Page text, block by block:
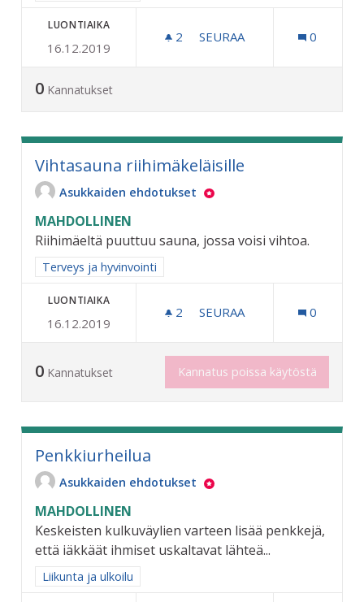
LUONTIAIKA
16.12.2019
2 2 SEURAAJAA
SEURAA 0
0 Kannatukset
Vihtasauna riihimäkeläisille
Asukkaiden ehdotukset
MAHDOLLINEN
Riihimäeltä puuttuu sauna, jossa voisi vihtoa.
Rajaa tulokset aihepiirin mukaan: Terveys ja hyvinvointi
Terveys ja hyvinvointi
LUONTIAIKA
16.12.2019
2 2 SEURAAJAA
SEURAA 0
0 Kannatukset Kannatus poissa käytöstä
Penkkiurheilua
Asukkaiden ehdotukset
MAHDOLLINEN
Keskeisten kulkuväylien varteen lisää penkkejä,
että iäkkäät ihmiset uskaltavat lähteä...
Rajaa tulokset aihepiirin mukaan: Liikunta ja ulkoilu
Liikunta ja ulkoilu